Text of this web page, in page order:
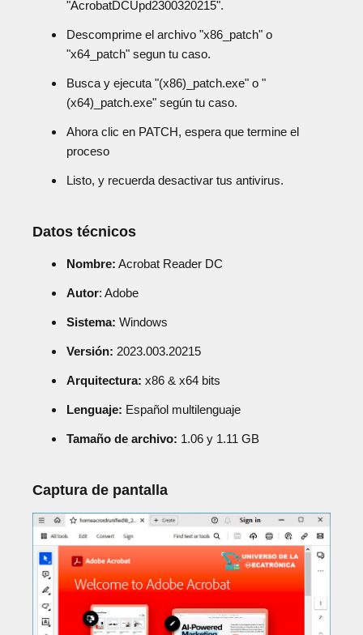
"AcrobatDCUpd2300320215".
Descomprime el archivo "x86_patch" o
"x64_patch" segun tu caso.
Busca y ejecuta "(x86)_patch.exe" o "
(x64)_patch.exe" según tu caso.
Ahora clic en PATCH, espera que termine el
proceso
Listo, y recuerda desactivar tus antivirus.
Datos técnicos
Nombre: Acrobat Reader DC
Autor: Adobe
Sistema: Windows
Versión: 2023.003.20215
Arquitectura: x86 & x64 bits
Lenguaje: Español multilenguaje
Tamaño de archivo: 1.06 y 1.11 GB
Captura de pantalla